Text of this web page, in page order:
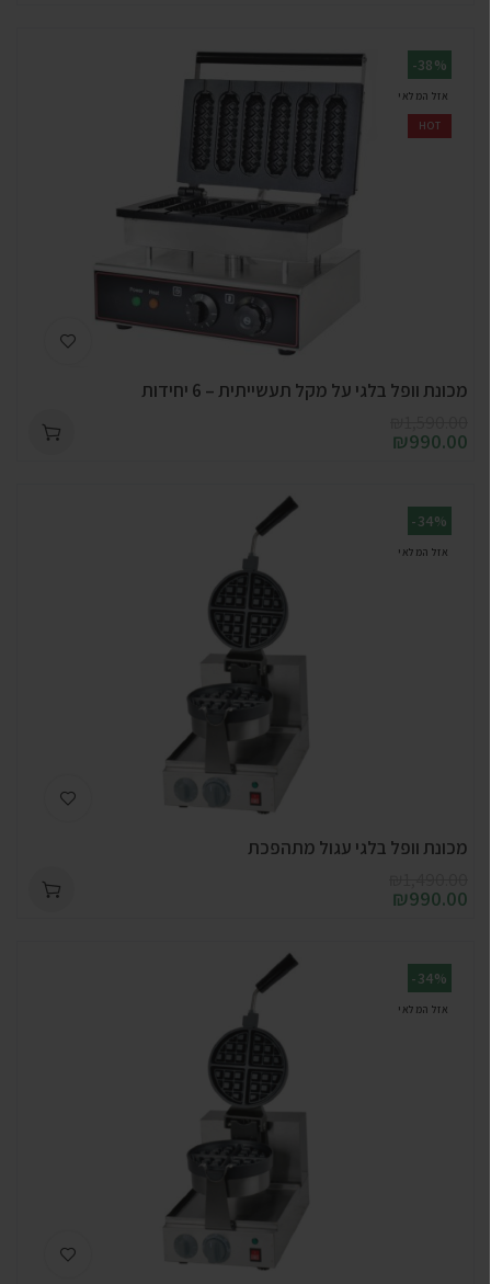
-38%
אזל המלאי
HOT
מכונת וופל בלגי על מקל תעשייתית – 6 יחידות
₪990.00
-34%
אזל המלאי
מכונת וופל בלגי עגול מתהפכת
₪990.00
-34%
אזל המלאי